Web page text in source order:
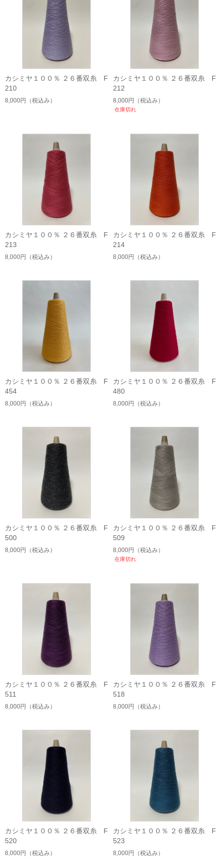
カシミヤ１００％ ２６番双糸 F
210
8,000円 （税込み）
カシミヤ１００％ ２６番双糸 F
212
8,000円 （税込み）
在庫切れ
カシミヤ１００％ ２６番双糸 F
213
8,000円 （税込み）
カシミヤ１００％ ２６番双糸 F
214
8,000円 （税込み）
カシミヤ１００％ ２６番双糸 F
454
8,000円 （税込み）
カシミヤ１００％ ２６番双糸 F
480
8,000円 （税込み）
カシミヤ１００％ ２６番双糸 F
500
8,000円 （税込み）
カシミヤ１００％ ２６番双糸 F
509
8,000円 （税込み）
在庫切れ
カシミヤ１００％ ２６番双糸 F
511
8,000円 （税込み）
カシミヤ１００％ ２６番双糸 F
518
8,000円 （税込み）
カシミヤ１００％ ２６番双糸 F
520
8,000円 （税込み）
カシミヤ１００％ ２６番双糸 F
523
8,000円 （税込み）